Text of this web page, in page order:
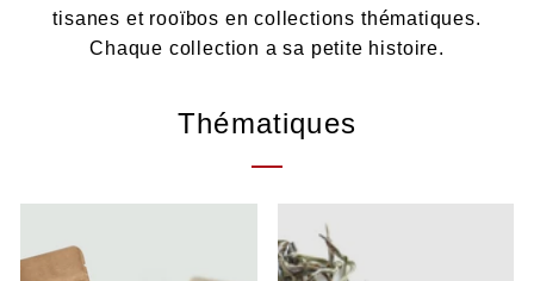
tisanes et rooïbos en collections thématiques.
Chaque collection a sa petite histoire.
Thématiques